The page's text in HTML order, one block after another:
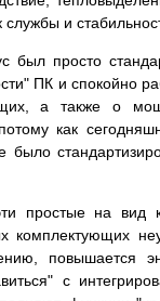
и
был просто
ПК и спокойно
а также о
как
простые на вид
комплектующих
с